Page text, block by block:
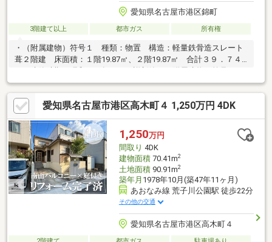
愛知県名古屋市港区錦町
3階建て以上 都市ガス 所有権
・（附属建物）符号１ 種類：物置 構造：軽量鉄骨造スレート
葺２階建 床面積：１階19.87㎡、２階19.87㎡ 合計３９．７４
種類：物置 構造：木造スレート葺平家建 床面積：８．７１
㎡ 建築時期：平成３年３月４日新築 ※付属建物は積水ハウス
施工ではありません。☆太陽光発電有 ２.１５ｋｗ！！※蓄電池
有
愛知県名古屋市港区高木町４ 1,250万円 4DK
1,250万円
間取り 4DK
建物面積70.41m2
土地面積90.91m2
築年月 1978年10月(築47年11ヶ月)
あおなみ線 荒子川公園駅 徒歩22分
その他の交通
愛知県名古屋市港区高木町４